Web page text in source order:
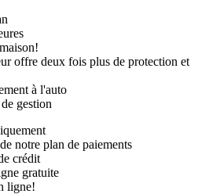
offre deux fois plus de protection et
à l'auto
gestion
notre plan de paiements
crédit
gratuite
ligne!